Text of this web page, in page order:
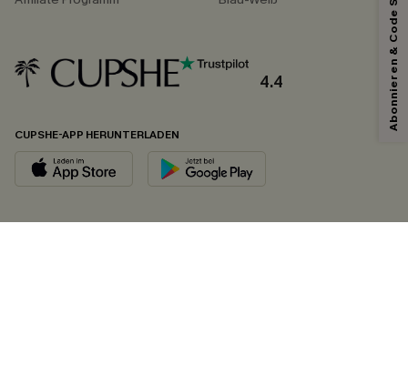
4.4
CUPSHE-APP HERUNTERLADEN
Abonnieren & Code Sichern